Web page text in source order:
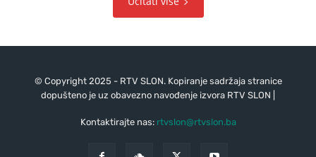
© Copyright 2025 - RTV SLON. Kopiranje sadržaja stranice
dopušteno je uz obavezno navođenje izvora RTV SLON |
Kontaktirajte nas: rtvslon@rtvslon.ba